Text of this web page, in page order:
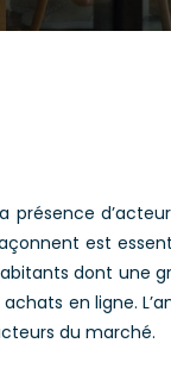
est
dont une
en ligne.
du marché.